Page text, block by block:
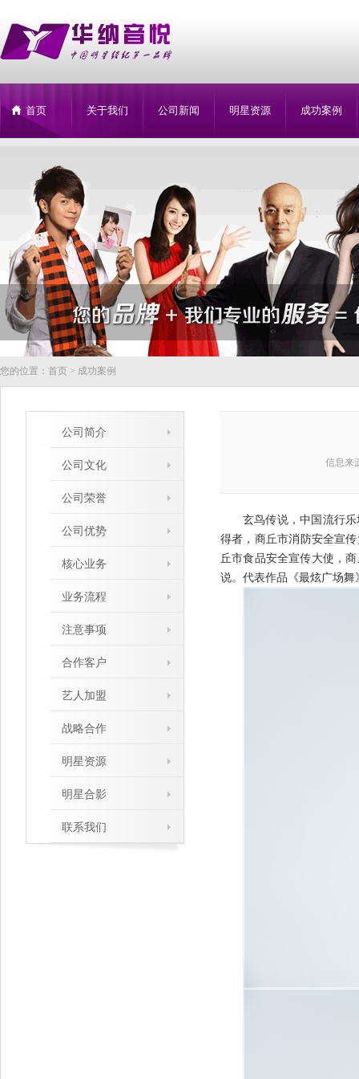
首页 关于我们 公司新闻 明星资源 成功案例
您的位置： 首页 > 成功案例
公司简介
公司文化
公司荣誉
公司优势
核心业务
业务流程
注意事项
合作客户
艺人加盟
战略合作
明星资源
明星合影
联系我们
信息来
玄鸟传说，中国流行
得者，商丘市消防安全宣
丘市食品安全宣传大使，
说。代表作品《最炫广场